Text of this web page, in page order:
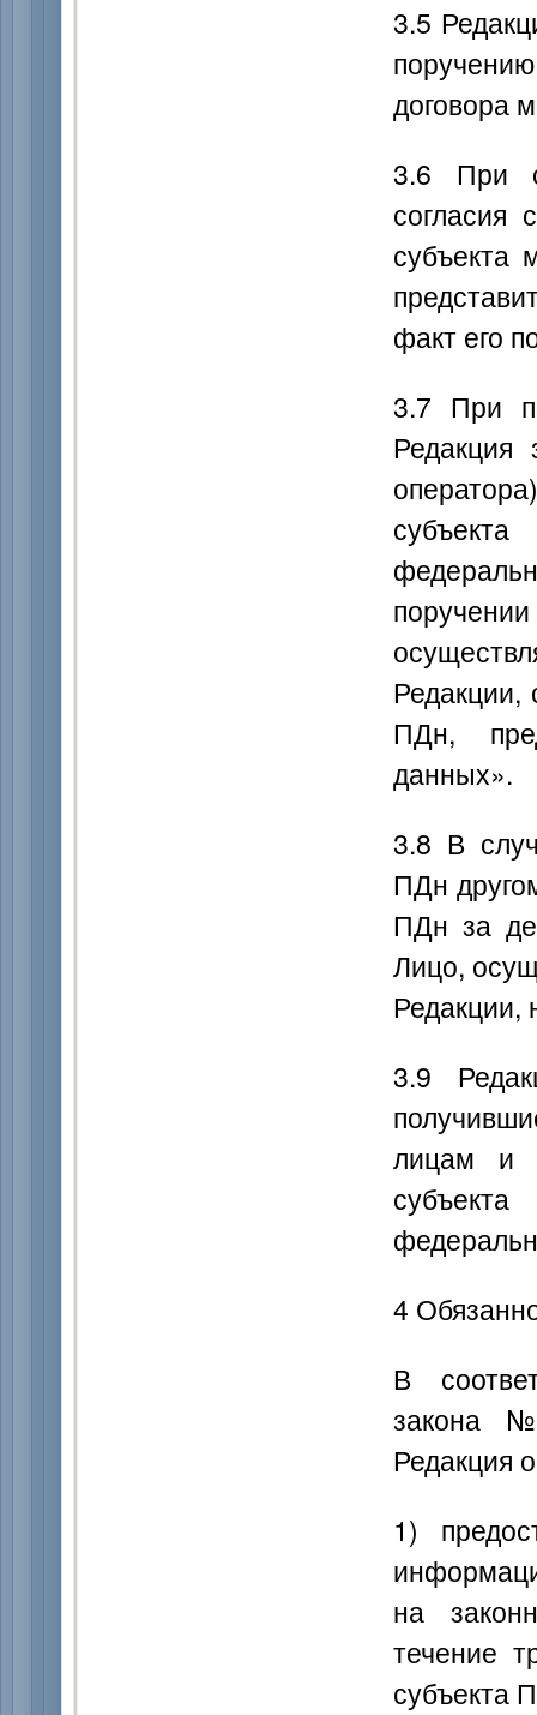
3.5
договора
3.6 При
согласия
субъекта
факт его
3.7 При
Редакция
Редакции,
ПДн,
данных».
3.8 В
ПДн
ПДн за
Лицо,
Редакции,
3.9
лицам и
4
В
закона
Редакция
1)
на
течение
субъекта